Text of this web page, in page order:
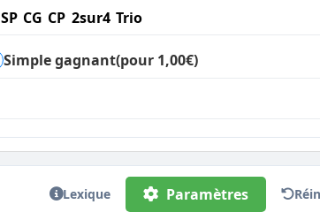
SP CG CP 2sur4 Trio
Simple gagnant(pour 1,00€)
Lexique Paramètres